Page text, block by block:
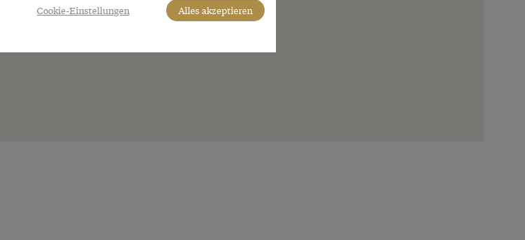
Cookie-Einstellungen Alles akzeptieren